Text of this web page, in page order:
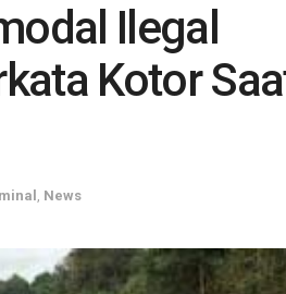
Ilegal
Kotor
News